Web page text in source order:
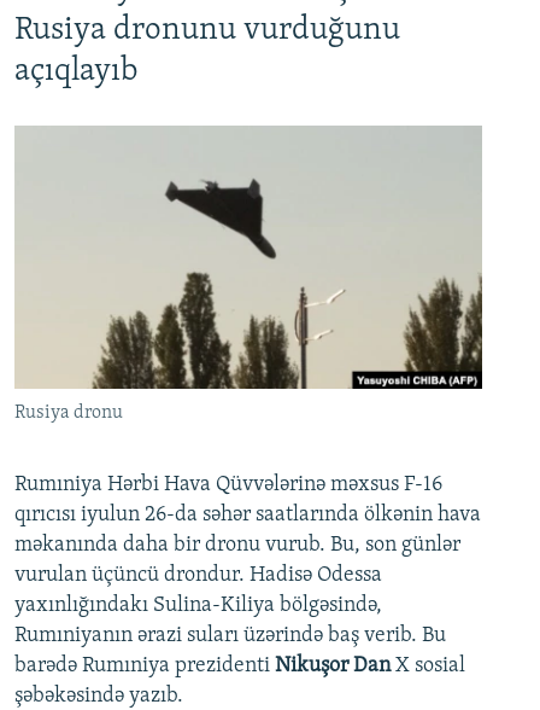
Rusiya dronunu vurduğunu
açıqlayıb
Rusiya dronu
Rumıniya Hərbi Hava Qüvvələrinə məxsus F-16
qırıcısı iyulun 26-da səhər saatlarında ölkənin hava
məkanında daha bir dronu vurub. Bu, son günlər
vurulan üçüncü drondur. Hadisə Odessa
yaxınlığındakı Sulina-Kiliya bölgəsində,
Rumıniyanın ərazi suları üzərində baş verib. Bu
barədə Rumıniya prezidenti Nikuşor DanX sosial
şəbəkəsində yazıb.